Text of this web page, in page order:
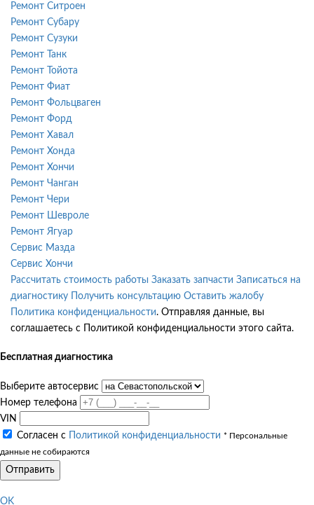
Ремонт Ситроен
Ремонт Субару
Ремонт Сузуки
Ремонт Танк
Ремонт Тойота
Ремонт Фиат
Ремонт Фольцваген
Ремонт Форд
Ремонт Хавал
Ремонт Хонда
Ремонт Хончи
Ремонт Чанган
Ремонт Чери
Ремонт Шевроле
Ремонт Ягуар
Сервис Мазда
Сервис Хончи
Рассчитать стоимость работы Заказать запчасти Записаться на
диагностику
Получить консультацию Оставить жалобу
Политика конфиденциальности. Отправляя данные, вы
соглашаетесь с Политикой конфиденциальности этого сайта.
Бесплатная диагностика
Выберите автосервис
Номер телефона
VIN
Согласен с
Политикой конфиденциальности * Персональные
данные не собираются
Отправить
OK